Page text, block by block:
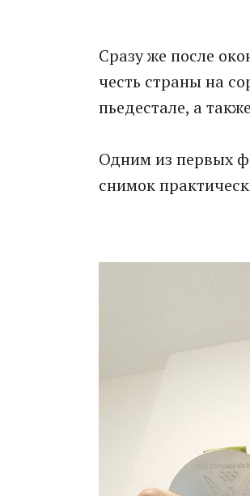
Сразу же после
честь страны на
пьедестале, а
Одним из первых
снимок